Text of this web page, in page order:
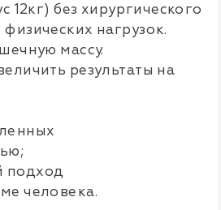
12кг) без хирургического
нагрузок.
массу.
результаты на
подход
человека.